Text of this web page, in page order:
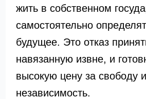
жить в собственном
самостоятельно
будущее. Это отказ
навязанную извне, и
высокую цену за свободу и
независимость.